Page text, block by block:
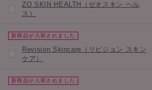
ZO SKIN HEALTH（ゼオスキン ヘル
ス）
新商品が入荷されました
Revision Skincare（リビジョン スキン
ケア）
新商品が入荷されました